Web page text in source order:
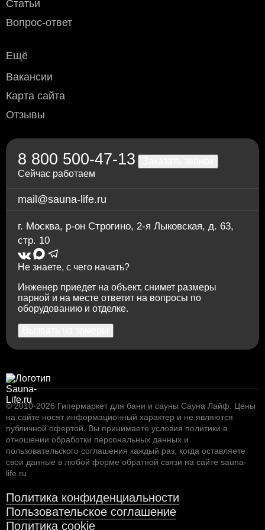
Наличный расчёт
(необходимо уточнить перед доставкой)
Переводом по счёту: для физлиц — через любой
Через приложение Сбербанк онлайн
По счету в отделении любого банка
Статьи
Вопрос-ответ
Ещё
Вакансии
Карта сайта
Отзывы
8 800 500-47-13
Сейчас работаем
mail@sauna-life.ru
г. Москва, р-он Строгино, 2-я Лыковская, д. 63,
стр. 10
Не знаете, с чего начать?
Инженер приедет на объект, снимет размеры
парной и на месте ответит на вопросы по
оборудованию и отделке.
© 2010-2026 Гипермаркет для бани и сауны Сауна Лайф. Цены
на сайте носят информационный характер и не являются
публичной офертой. Вы принимаете условия политики в
отношении обработки персональных данных и
пользовательского соглашения каждый раз, когда оставляете
свои данные в любой форме обратной связи на сайте sauna-
life.ru
Политика конфиденциальности
Пользовательское соглашение
Политика cookie